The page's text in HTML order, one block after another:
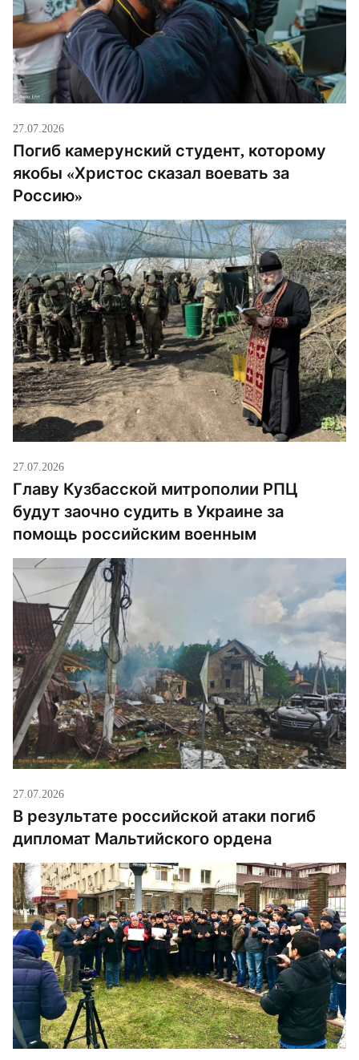
27.07.2026
Погиб камерунский студент, которому
якобы «Христос сказал воевать за
Россию»
27.07.2026
Главу Кузбасской митрополии РПЦ
будут заочно судить в Украине за
помощь российским военным
27.07.2026
В результате российской атаки погиб
дипломат Мальтийского ордена